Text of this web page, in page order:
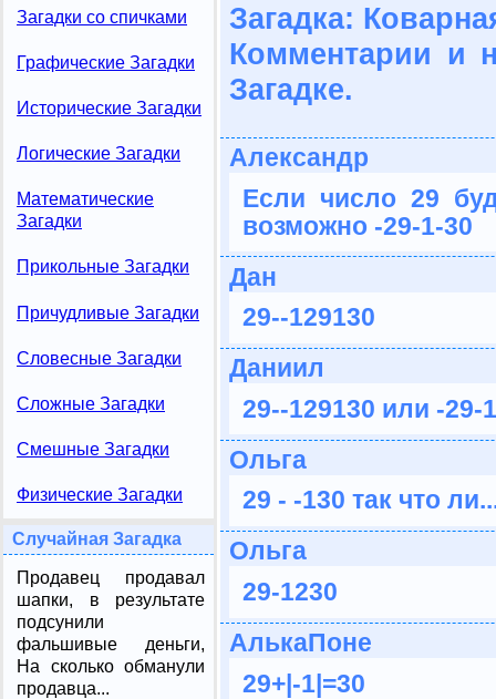
Загадки со спичками
Графические Загадки
Исторические Загадки
Логические Загадки
Математические
Загадки
Прикольные Загадки
Причудливые Загадки
Словесные Загадки
Сложные Загадки
Смешные Загадки
Физические Загадки
Случайная Загадка
Продавец продавал
шапки, в результате
подсунили
фальшивые деньги,
На сколько обманули
продавца...
Загадка:
Комментарии и
Загадке.
Александр
Если число 29
возможно -29-1-30
Дан
29--129130
Даниил
29--129130 или -29-
Ольга
29 - -130 так что
Ольга
29-1230
АлькаПоне
29+|-1|=30